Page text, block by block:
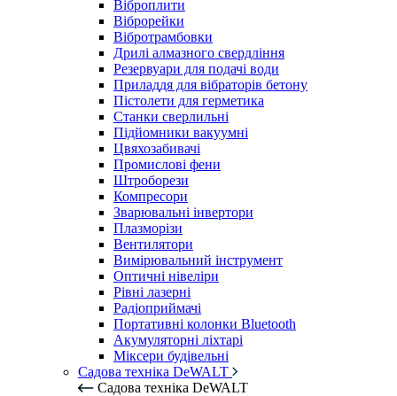
Віброплити
Віброрейки
Вібротрамбовки
Дрилі алмазного свердління
Резервуари для подачі води
Приладдя для вібраторів бетону
Пістолети для герметика
Станки сверлильні
Підйомники вакуумні
Цвяхозабивачі
Промислові фени
Штроборези
Компресори
Зварювальні інвертори
Плазморізи
Вентилятори
Вимірювальний інструмент
Оптичні нівеліри
Рівні лазерні
Радіоприймачі
Портативні колонки Bluetooth
Акумуляторні ліхтарі
Міксери будівельні
Садова техніка DeWALT
Садова техніка DeWALT